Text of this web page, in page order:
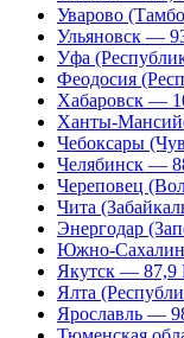
Уварово
Ульяновск —
Уфа
Феодосия
Хабаровск —
Ханты-
Чебоксары
Челябинск —
Череповец
Чита
Энергодар
Южно-
Якутск — 87,9
Ялта
Ярославль —